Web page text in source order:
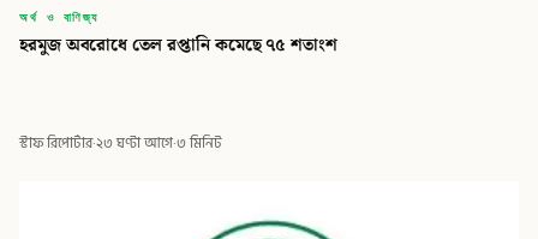
অর্থ ও বাণিজ্য
হরমুজ অবরোধে তেল রপ্তানি কমেছে ৭৫ শতাংশ
স্টাফ রিপোর্টার·২৩ ঘণ্টা আগে·৩ মিনিট